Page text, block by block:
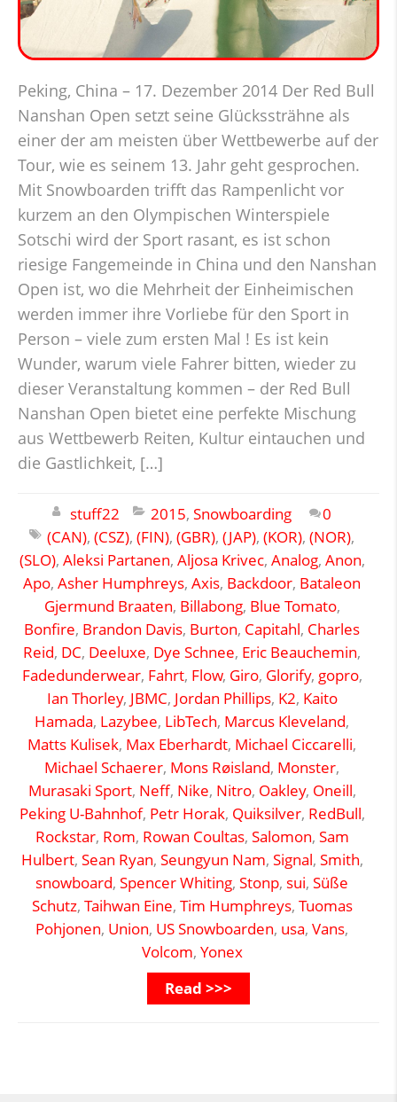
Peking, China – 17. Dezember 2014 Der Red Bull
Nanshan Open setzt seine Glückssträhne als
einer der am meisten über Wettbewerbe auf der
Tour, wie es seinem 13. Jahr geht gesprochen.
Mit Snowboarden trifft das Rampenlicht vor
kurzem an den Olympischen Winterspiele
Sotschi wird der Sport rasant, es ist schon
riesige Fangemeinde in China und den Nanshan
Open ist, wo die Mehrheit der Einheimischen
werden immer ihre Vorliebe für den Sport in
Person – viele zum ersten Mal ! Es ist kein
Wunder, warum viele Fahrer bitten, wieder zu
dieser Veranstaltung kommen – der Red Bull
Nanshan Open bietet eine perfekte Mischung
aus Wettbewerb Reiten, Kultur eintauchen und
die Gastlichkeit, […]
stuff22 2015, Snowboarding
0
(CAN), (CSZ), (FIN), (GBR), (JAP), (KOR), (NOR),
(SLO), Aleksi Partanen, Aljosa Krivec, Analog, Anon,
Apo, Asher Humphreys, Axis, Backdoor, Bataleon
Gjermund Braaten, Billabong, Blue Tomato,
Bonfire, Brandon Davis, Burton, Capitahl, Charles
Reid, DC, Deeluxe, Dye Schnee, Eric Beauchemin,
Fadedunderwear, Fahrt, Flow, Giro, Glorify, gopro,
Ian Thorley, JBMC, Jordan Phillips, K2, Kaito
Hamada, Lazybee, LibTech, Marcus Kleveland,
Matts Kulisek, Max Eberhardt, Michael Ciccarelli,
Michael Schaerer, Mons Røisland, Monster,
Murasaki Sport, Neff, Nike, Nitro, Oakley, Oneill,
Peking U-Bahnhof, Petr Horak, Quiksilver, RedBull,
Rockstar, Rom, Rowan Coultas, Salomon, Sam
Hulbert, Sean Ryan, Seungyun Nam, Signal, Smith,
snowboard, Spencer Whiting, Stonp, sui, Süße
Schutz, Taihwan Eine, Tim Humphreys, Tuomas
Pohjonen, Union, US Snowboarden, usa, Vans,
Volcom, Yonex
Read >>>